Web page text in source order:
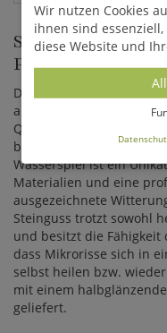
STEINGUSS
PARKS UND
Der Gartenbrunnen wird
angefertigt und enthält
Quarz, Kalkstein und
bemalt, wodurch
Wasserspiel ist ein
Materialien und eine
ausgezeichnete
Steinguss trotzt sowohl
und besitzt die
dass Mikrorisse sich in
selbst heilen bzw.
mit einem
geliefert.
Wir nutzen Cookies
ihnen sind
diese Website und